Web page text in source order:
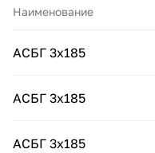
Наименование
АСБГ 3х185
АСБГ 3х185
АСБГ 3х185